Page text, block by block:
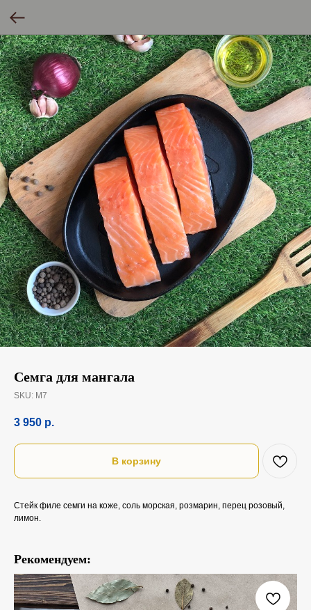
Семга для мангала
SKU: М7
3 950 р.
В корзину
Стейк филе семги на коже, соль морская, розмарин, перец розовый,
лимон.
Рекомендуем: